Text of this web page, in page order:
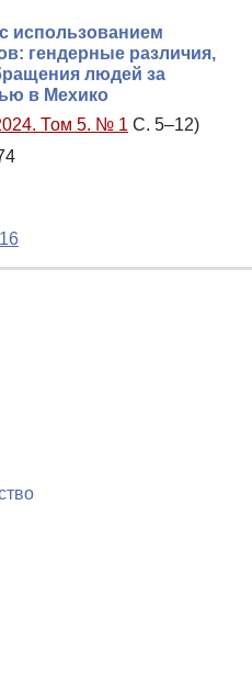
использованием
гендерные различия,
людей за
в Мехико
Том 5. № 1 С. 5–12)